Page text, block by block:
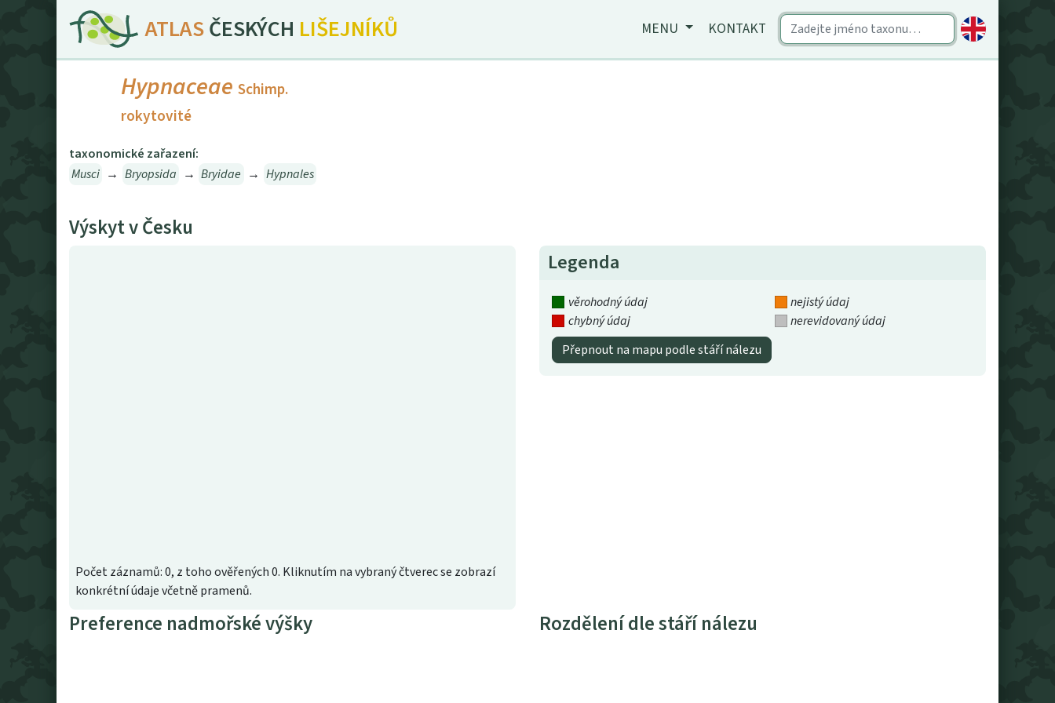
ATLASČESKÝCH LIŠEJNÍKŮ MENU KONTAKT
Hypnaceae Schimp.
rokytovité
taxonomické zařazení:
Musci → Bryopsida → Bryidae → Hypnales
Výskyt v Česku
Počet záznamů: 0, z toho ověřených 0. Kliknutím na vybraný čtverec se zobrazí
konkrétní údaje včetně pramenů.
Legenda
věrohodný údaj
nejistý údaj
chybný údaj
nerevidovaný údaj
Přepnout na mapu podle stáří nálezu
Preference nadmořské výšky Rozdělení dle stáří nálezu